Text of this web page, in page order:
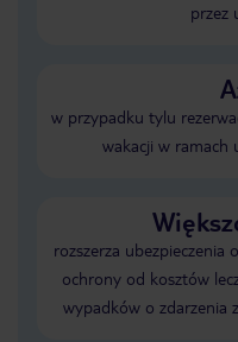
przez
w przypadku tylu
wakacji w ramach
rozszerza ubezpieczenia
ochrony od kosztów
wypadków o zdarzenia